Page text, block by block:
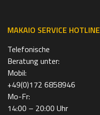
MAKAIO SERVICE HOTLINE
Telefonische
Beratung unter:
Mobil:
+49(0)172 6858946
Mo-Fr:
14:00 – 20:00 Uhr